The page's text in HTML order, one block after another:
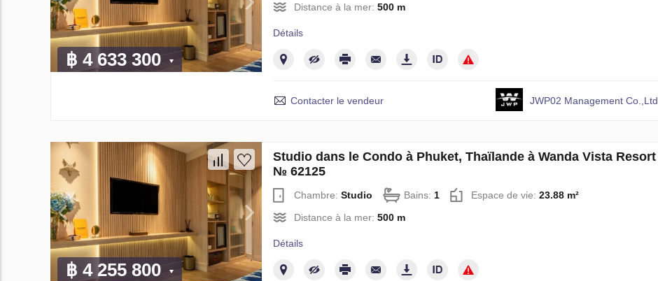
฿ 4 633 300
Distance à la mer: 500 m
Détails
Contacter le vendeur JWP02 Management Co.,Ltd.
฿ 4 255 800
Studio dans le Condo à Phuket, Thaïlande à Wanda Vista Resort
№ 62125
Chambre: Studio Bains: 1 Espace de vie: 23.88 m²
Distance à la mer: 500 m
Détails